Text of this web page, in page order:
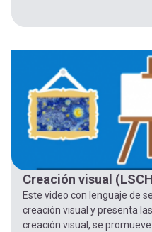
Creación visual
Este video con lenguaje de
creación visual y presenta
creación visual, se